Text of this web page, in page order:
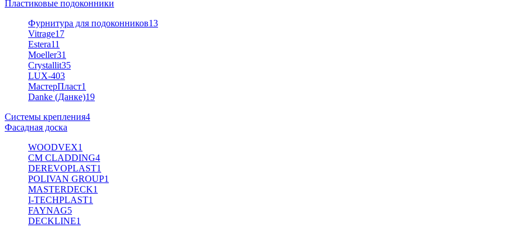
Пластиковые подоконники
Фурнитура для подоконников13
Vitrage17
Estera11
Moeller31
Crystallit35
LUX-403
МастерПласт1
Danke (Данке)19
Системы крепления4
Фасадная доска
WOODVEX1
CM CLADDING4
DEREVOPLAST1
POLIVAN GROUP1
MASTERDECK1
I-TECHPLAST1
FAYNAG5
DECKLINE1